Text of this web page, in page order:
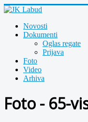
Novosti
Dokumenti
Oglas regate
Prijava
Foto
Video
Arhiva
Foto - 65-